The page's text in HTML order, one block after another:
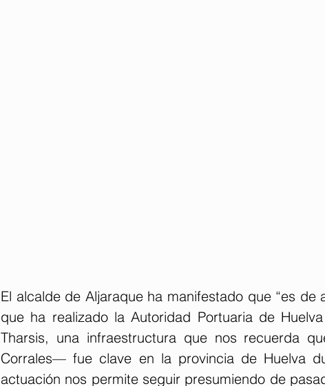
El alcalde de Aljaraque ha manifestado que “es de
que ha realizado la Autoridad Portuaria de
Tharsis, una infraestructura que nos recuerda
Corrales— fue clave en la provincia de Huelva
actuación nos permite seguir presumiendo de